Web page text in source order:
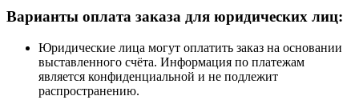
Варианты оплата заказа для юридических лиц:
Юридические лица могут оплатить заказ на основании
выставленного счёта. Информация по платежам
является конфиденциальной и не подлежит
распространению.